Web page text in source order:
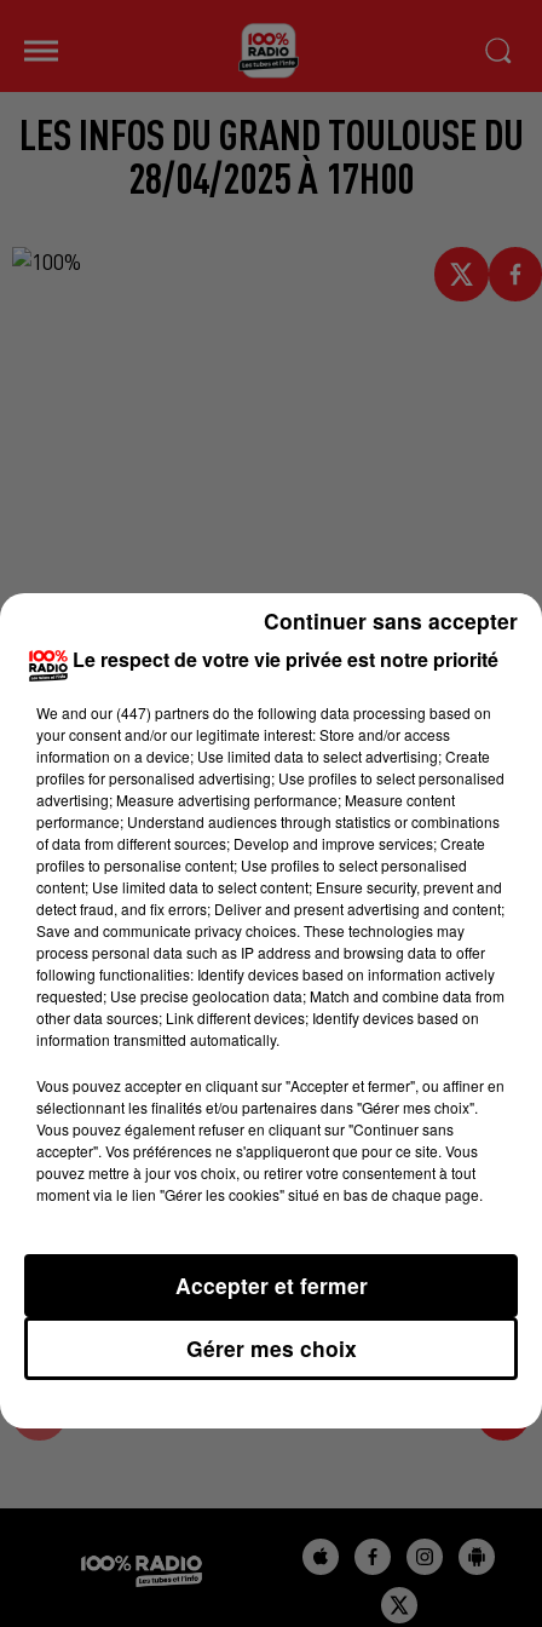
LES INFOS DU GRAND TOULOUSE DU
28/04/2025 À 17H00
Lecture (4 min 19 sec)
100%
100% Radio les infos du grand Toulouse
28 avril 2025 - 4 min 19 sec
LES INFOS DU GRAND TOULOUSE DU
28/04/2025 À 17H00
Podcasts infos du grand Toulouse
Le respect de votre vie privée est notre priorité
We and our (447) partnersdo the following data processing based on
your consent and/or our legitimate interest: Store and/or access
information on a device; Use limited data to select advertising; Create
profiles for personalised advertising; Use profiles to select personalised
advertising; Measure advertising performance; Measure content
performance; Understand audiences through statistics or combinations
of data from different sources; Develop and improve services; Create
profiles to personalise content; Use profiles to select personalised
content; Use limited data to select content; Ensure security, prevent and
detect fraud, and fix errors; Deliver and present advertising and content;
Save and communicate privacy choices. These technologies may
process personal data such as IP address and browsing data to offer
following functionalities: Identify devices based on information actively
requested; Use precise geolocation data; Match and combine data from
other data sources; Link different devices; Identify devices based on
information transmitted automatically.
Vous pouvez accepter en cliquant sur "Accepter et fermer", ou affiner en
sélectionnant les finalités et/ou partenaires dans "Gérer mes choix".
Vous pouvez également refuser en cliquant sur "Continuer sans
accepter". Vos préférences ne s'appliqueront que pour ce site. Vous
pouvez mettre à jour vos choix, ou retirer votre consentement à tout
moment via le lien "Gérer les cookies" situé en bas de chaque page.
Gérer mes choix
Accepter et fermer
Continuer sans accepter